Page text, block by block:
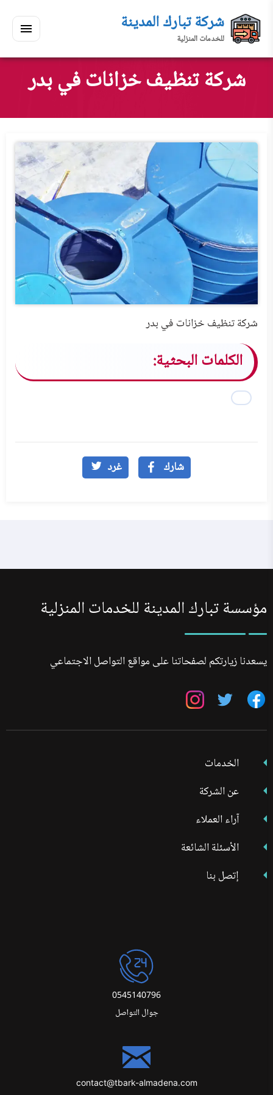
إلى
المحتوى
القائمة
شركة تبارك المدينة
للخدمات المنزلية
ابحث
في
مسكنك
ابحث
شركة تنظيف خزانات في بدر
شركة تنظيف خزانات في بدر
الكلمات البحثية:
شارك غرد
مؤسسة تبارك المدينة للخدمات المنزلية
يسعدنا زيارتكم لصفحاتنا على مواقع التواصل الاجتماعي
تابعنا
فيسبوك
تابعنا
على
تويتر
تابعنا
انستجرام
الخدمات
عن الشركة
آراء العملاء
الأسئلة الشائعة
إتصل بنا
0545140796
جوال التواصل
contact@tbark-almadena.com